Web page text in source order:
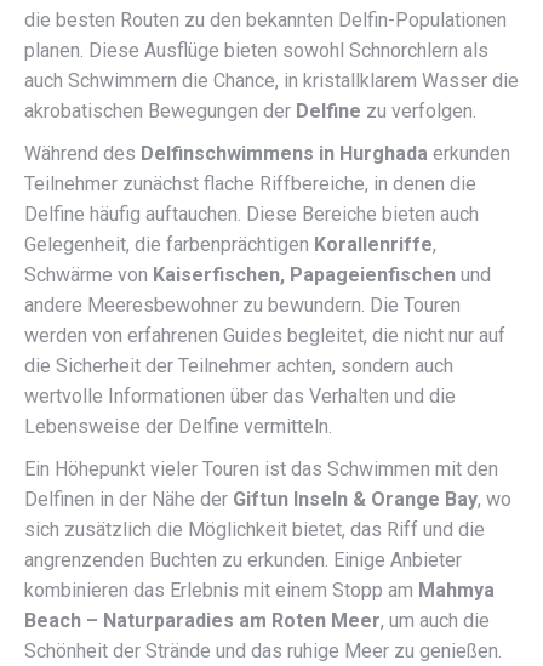
die besten Routen zu den bekannten Delfin-Populationen
planen. Diese Ausflüge bieten sowohl Schnorchlern als
auch Schwimmern die Chance, in kristallklarem Wasser die
akrobatischen Bewegungen der Delfine zu verfolgen.
Während des Delfinschwimmens in Hurghada erkunden
Teilnehmer zunächst flache Riffbereiche, in denen die
Delfine häufig auftauchen. Diese Bereiche bieten auch
Gelegenheit, die farbenprächtigen Korallenriffe,
Schwärme von Kaiserfischen, Papageienfischen und
andere Meeresbewohner zu bewundern. Die Touren
werden von erfahrenen Guides begleitet, die nicht nur auf
die Sicherheit der Teilnehmer achten, sondern auch
wertvolle Informationen über das Verhalten und die
Lebensweise der Delfine vermitteln.
Ein Höhepunkt vieler Touren ist das Schwimmen mit den
Delfinen in der Nähe der Giftun Inseln & Orange Bay, wo
sich zusätzlich die Möglichkeit bietet, das Riff und die
angrenzenden Buchten zu erkunden. Einige Anbieter
kombinieren das Erlebnis mit einem Stopp am Mahmya
Beach – Naturparadies am Roten Meer, um auch die
Schönheit der Strände und das ruhige Meer zu genießen.